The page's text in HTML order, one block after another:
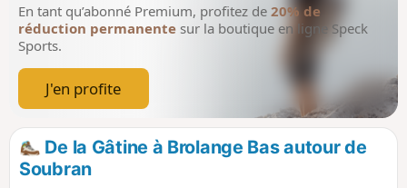
En tant qu’abonné Premium, profitez de 20% de
réduction permanente sur la boutique en ligne Speck
Sports.
J'en profite
De la Gâtine à Brolange Bas autour de
Soubran